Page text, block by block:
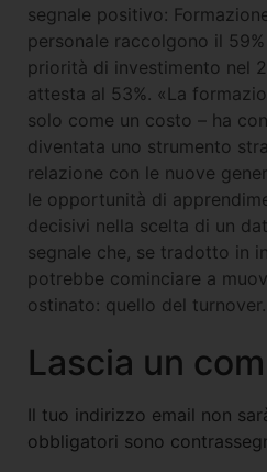
segnale positivo:
personale raccolgono il
priorità di investimento nel
attesta al 53%. «La
solo come un costo – ha
diventata uno strumento
relazione con le nuove
le opportunità di
decisivi nella scelta di un
segnale che, se tradotto in
potrebbe cominciare a
ostinato: quello del turnover.
Lascia un
Il tuo indirizzo email non
obbligatori sono